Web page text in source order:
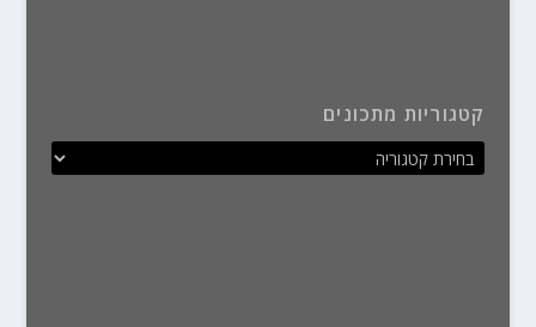
קטגוריות מתכונים